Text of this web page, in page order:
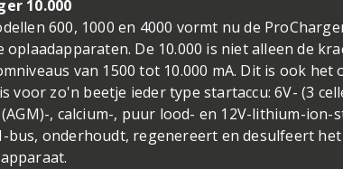
10.000
600, 1000 en 4000 vormt nu de
oplaadapparaten. De 10.000 is niet alleen de
van 1500 tot 10.000 mA. Dit is ook
voor zo'n beetje ieder type startaccu: 6V- (3
, calcium-, puur lood- en 12V-lithium-
bus, onderhoudt, regenereert en desulfeert